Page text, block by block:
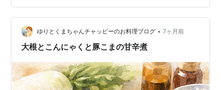
やで） 👩‍🍳 作り方 1️⃣ 豚こまに軽く塩こしょうして、片
栗粉をまぶす2️⃣ フライパンにごま油を熱して、豚肉を炒
める。色が変わったら一旦取り出すで3️⃣ そ…
ゆりとくまちゃんチャッピーのお料理ブログ • 7ヶ月前
大根とこんにゃくと豚こまの甘辛煮